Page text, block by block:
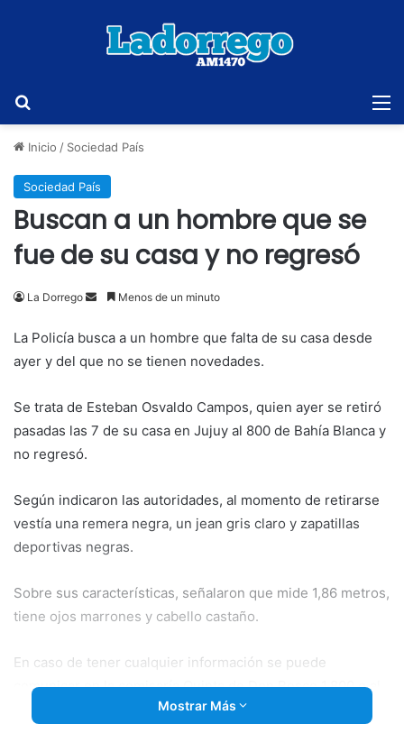
Inicio / Sociedad País
Sociedad País
Buscan a un hombre que se
fue de su casa y no regresó
La Dorrego
Send
email
Menos de un minuto
La Policía busca a un hombre que falta de su casa desde
ayer y del que no se tienen novedades.
Se trata de Esteban Osvaldo Campos, quien ayer se retiró
pasadas las 7 de su casa en Jujuy al 800 de Bahía Blanca y
no regresó.
Según indicaron las autoridades, al momento de retirarse
vestía una remera negra, un jean gris claro y zapatillas
deportivas negras.
Sobre sus características, señalaron que mide 1,86 metros,
tiene ojos marrones y cabello castaño.
En caso de tener cualquier información se puede
comunicar en la comisaría Quinta de Don Bosco 1.800 o al
Mostrar Más